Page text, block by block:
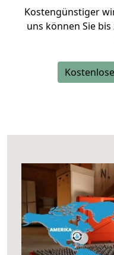
Kostengünstiger
uns können Sie bis